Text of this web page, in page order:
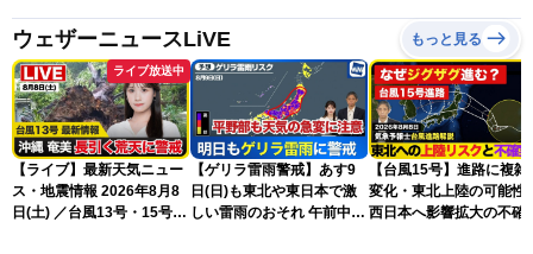
ウェザーニュースLiVE もっと見る
ライブ放送中
【ライブ】最新天気ニュー
ス・地震情報 2026年8月8
日(土) ／台風13号・15号
【ゲリラ雷雨警戒】あす9
日(日)も東北や東日本で激
しい雷雨のおそれ 午前中か
【台風15号】進路に複雑
変化・東北上陸の可能性
西日本へ影響拡大の不確